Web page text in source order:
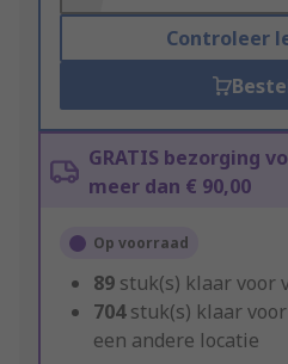
Controleer
GRATIS bezorging
meer dan € 90,00
Op voorraad
89 stuk(s) klaar voor
704stuk(s) klaar
een andere locatie